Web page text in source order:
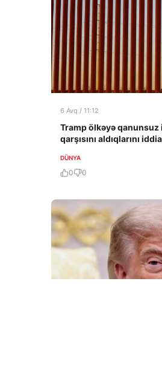
6 Avq / 11:12
Tramp ölkəyə
qarşısını aldıqlarını
DÜNYA
0 0